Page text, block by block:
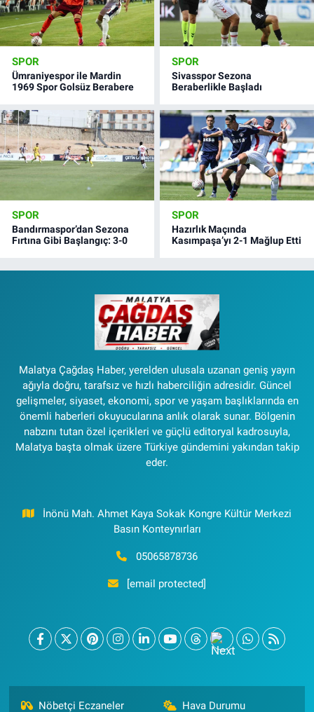
SPOR
Ümraniyespor ile Mardin
1969 Spor Golsüz Berabere
SPOR
Sivasspor Sezona
Beraberlikle Başladı
SPOR
Bandırmaspor’dan Sezona
Fırtına Gibi Başlangıç: 3-0
SPOR
Hazırlık Maçında
Kasımpaşa’yı 2-1 Mağlup Etti
Malatya Çağdaş Haber, yerelden ulusala uzanan geniş yayın
ağıyla doğru, tarafsız ve hızlı haberciliğin adresidir. Güncel
gelişmeler, siyaset, ekonomi, spor ve yaşam başlıklarında en
önemli haberleri okuyucularına anlık olarak sunar. Bölgenin
nabzını tutan özel içerikleri ve güçlü editoryal kadrosuyla,
Malatya başta olmak üzere Türkiye gündemini yakından takip
eder.
İnönü Mah. Ahmet Kaya Sokak Kongre Kültür Merkezi
Basın Konteynırları
05065878736
[email protected]
Nöbetçi Eczaneler Hava Durumu